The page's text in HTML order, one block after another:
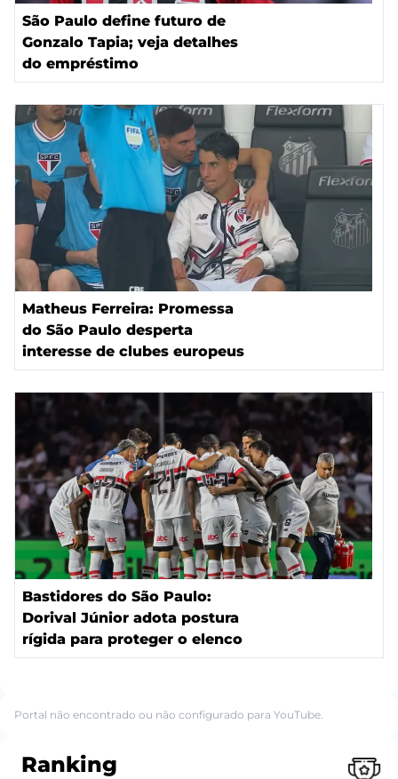
São Paulo define futuro de
Gonzalo Tapia; veja detalhes
do empréstimo
Matheus Ferreira: Promessa
do São Paulo desperta
interesse de clubes europeus
Bastidores do São Paulo:
Dorival Júnior adota postura
rígida para proteger o elenco
Portal não encontrado ou não configurado para YouTube.
Ranking